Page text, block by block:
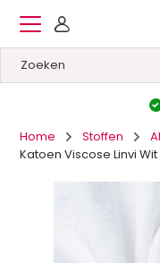
Home
Stoffen
Katoen Viscose Linvi Wit